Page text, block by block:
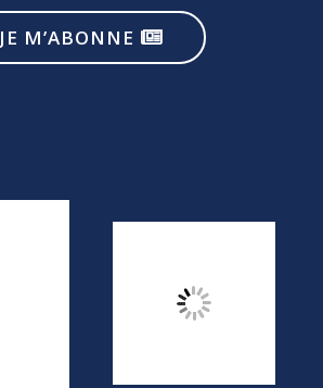
JE M’ABONNE